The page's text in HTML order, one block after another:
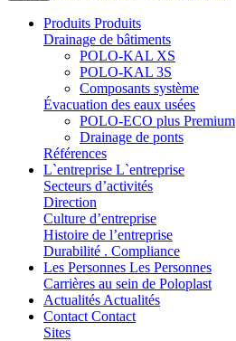
Produits Produits
Drainage de bâtiments
POLO-KAL XS
POLO-KAL 3S
Composants système
Évacuation des eaux usées
POLO-ECO plus Premium
Drainage de ponts
Références
L`entreprise L`entreprise
Secteurs d’activités
Direction
Culture d’entreprise
Histoire de l’entreprise
Durabilité . Compliance
Les Personnes Les Personnes
Carrières au sein de Poloplast
Actualités Actualités
Contact Contact
Sites